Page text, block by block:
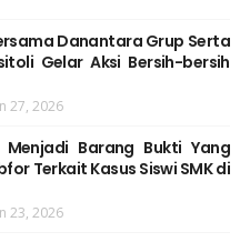
Danantara Grup Serta
Gelar Aksi Bersih-bersih
27, 2026
Menjadi Barang Bukti Yang
Terkait Kasus Siswi SMK di
23, 2026